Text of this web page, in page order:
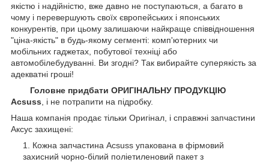
якістю і надійністю, вже давно не поступаються, а багато в
чому і перевершують своїх європейських і японських
конкурентів, при цьому залишаючи найкраще співвідношення
"ціна-якість" в будь-якому сегменті: комп'ютерних чи
мобільних гаджетах, побутової техніці або
автомобілебудуванні. Ви згодні? Так вибирайте суперякість за
адекватні гроші!
Головне придбати ОРИГІНАЛЬНУ ПРОДУКЦІЮ
Acsuss , і не потрапити на підробку.
Наша компанія продає тільки Оригінал, і справжні запчастини
Аксус захищені:
Кожна запчастина Acsuss упакована в фірмовий
захисний чорно-білий поліетиленовий пакет з